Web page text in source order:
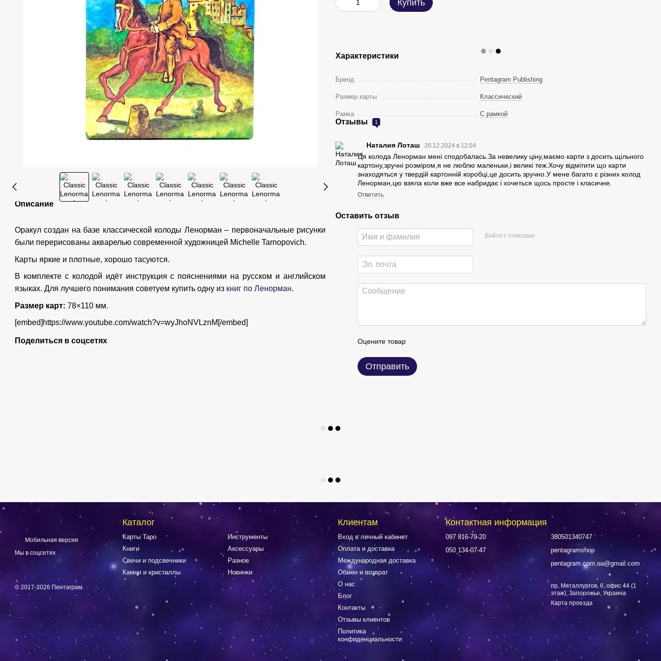
Описание
Оракул создан на базе классической колоды Ленорман – первоначальные рисунки
были перерисованы акварелью современной художницей Michelle Tarnopovich.
Карты яркие и плотные, хорошо тасуются.
В комплекте с колодой идёт инструкция с пояснениями на русском и английском
языках. Для лучшего понимания советуем купить одну из книг по Ленорман.
Размер карт: 78×110 мм.
[embed]https://www.youtube.com/watch?v=wyJhoNVLznM[/embed]
Поделиться в соцсетях
Купить
Характеристики
Бренд Pentagram Publishing
Размер карты Классический
Рамка С рамкой
Отзывы 1
Наталия Лоташ 20.12.2024 в 12:04
Ця колода Ленорман мені сподобалась.За невелику ціну,маємо карти з досить щільного
картону,зручні розміром,я не люблю маленьки,і великі теж.Хочу відмітити що карти
знаходяться у твердій картонній коробці,це досить зручно.У мене багато є різних колод
Ленорман,цю взяла коли вже все набридає і хочеться щось просте і класичне.
Ответить
Оставить отзыв
Войти с помощью
Оцените товар
Отправить
Мобильная версия
Мы в соцсетях
© 2017-2026 Пентаграм.
Каталог
Карты Таро
Книги
Свечи и подсвечники
Камни и кристаллы
Инструменты
Аксессуары
Разное
Новинки
Клиентам
Вход в личный кабинет
Оплата и доставка
Международная доставка
Обмен и возврат
О нас
Блог
Контакты
Отзывы клиентов
Политика
конфиденциальности
Контактная информация
097 816-79-20
050 134-07-47
380501340747
pentagramshop
pentagram.com.ua@gmail.com
пр. Металлургов, 6, офис 44 (1
этаж), Запорожье, Украина
Карта проезда